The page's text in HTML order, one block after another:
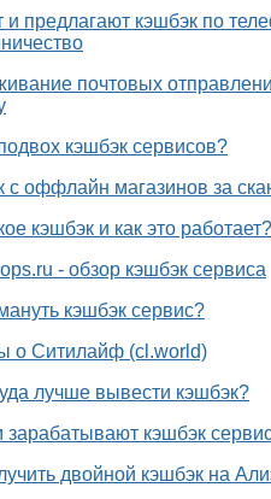
и предлагают кэшбэк по
почтовых
кэшбэк сервисов?
с оффлайн магазинов за
кэшбэк и как это работает?
- обзор кэшбэк сервиса
кэшбэк сервис?
о Ситилайф (cl.world)
лучше вывести кэшбэк?
зарабатывают кэшбэк
двойной кэшбэк на